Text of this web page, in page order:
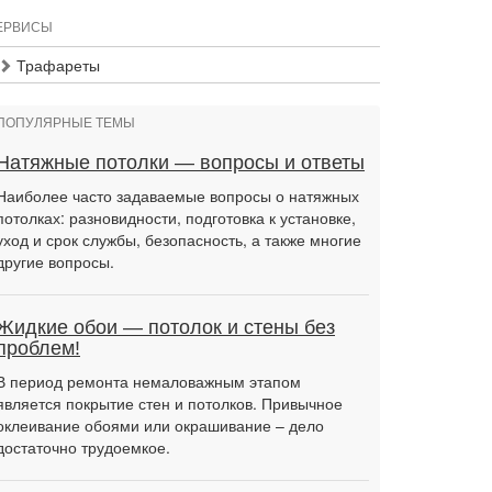
Трафареты
ТЕМЫ
потолки — вопросы и ответы
часто задаваемые вопросы о натяжных
разновидности, подготовка к установке,
и срок службы, безопасность, а также многие
вопросы.
обои — потолок и стены без
период ремонта немаловажным этапом
покрытие стен и потолков. Привычное
обоями или окрашивание – дело
трудоемкое.